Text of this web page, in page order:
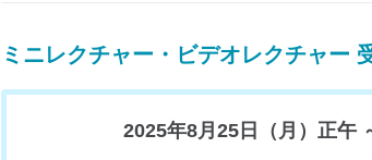
ミニレクチャー・ビデオレクチャー
2025年8月25日（月）正午